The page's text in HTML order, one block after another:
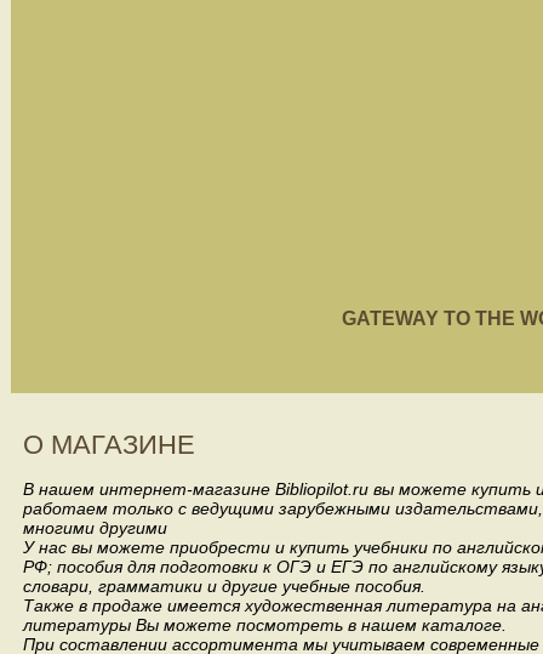
GATEWAY TO THE
О МАГАЗИНЕ
В нашем интернет-магазине Bibliopilot.ru вы можете купить
работаем только с ведущими зарубежными издательствами,
многими другими
У нас вы можете приобрести и купить учебники по
РФ; пособия для подготовки к ОГЭ и ЕГЭ по английскому
словари, грамматики и другие учебные пособия.
Также в продаже имеется художественная литература на
литературы Вы можете посмотреть в нашем каталоге.
При составлении ассортимента мы учитываем